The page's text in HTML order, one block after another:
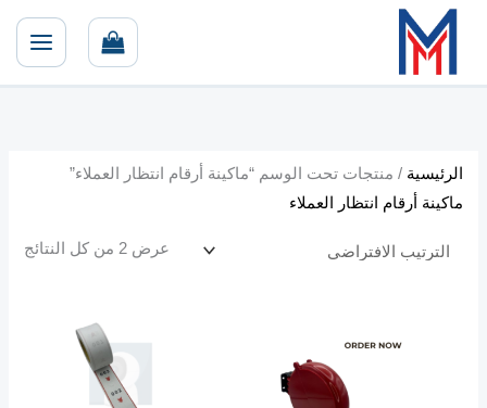
تخطي
المحتوى
ع
الرئيسية / منتجات تحت الوسم “ماكينة أرقام انتظار العملاء”
ماكينة أرقام انتظار العملاء
عرض ⁦2⁩ من كل النتائج